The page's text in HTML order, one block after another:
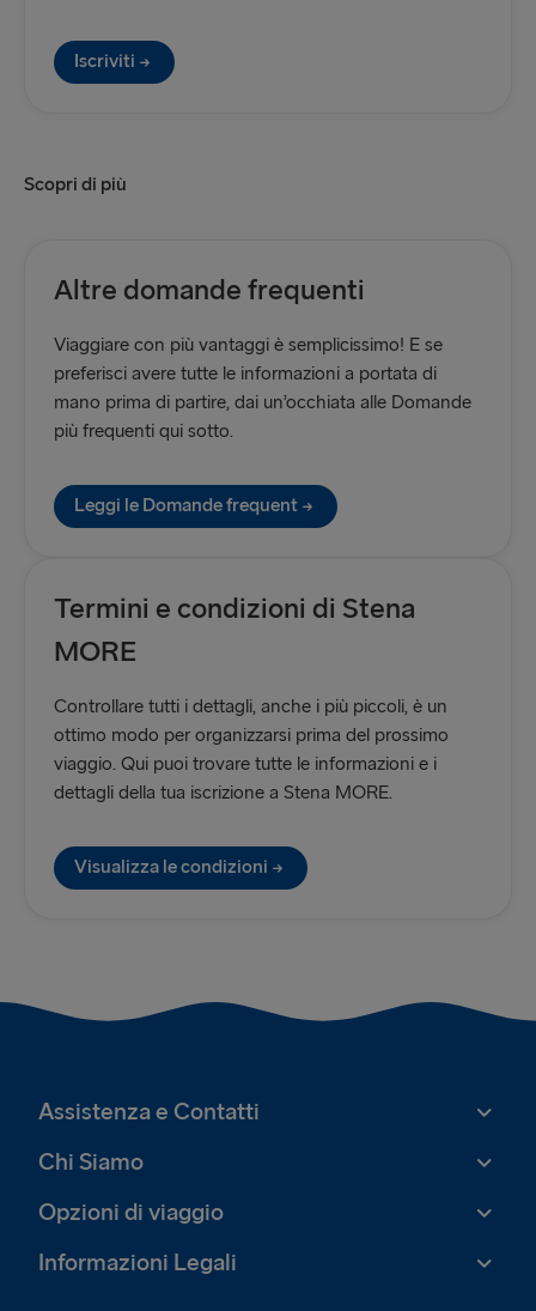
Iscriviti
Scopri di più
Altre domande frequenti
Viaggiare con più vantaggi è semplicissimo! E se
preferisci avere tutte le informazioni a portata di
mano prima di partire, dai un’occhiata alle Domande
più frequenti qui sotto.
Leggi le Domande frequent
Termini e condizioni di Stena
MORE
Controllare tutti i dettagli, anche i più piccoli, è un
ottimo modo per organizzarsi prima del prossimo
viaggio. Qui puoi trovare tutte le informazioni e i
dettagli della tua iscrizione a Stena MORE.
Visualizza le condizioni
Assistenza e Contatti
Chi Siamo
Opzioni di viaggio
Informazioni Legali